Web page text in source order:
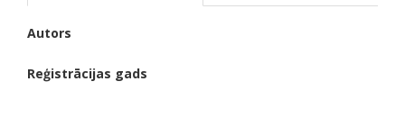
Autors
Reģistrācijas gads